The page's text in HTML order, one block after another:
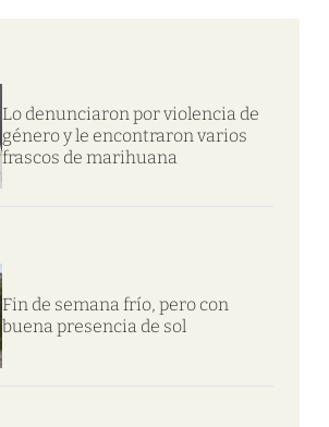
Lo denunciaron por violencia de
género y le encontraron varios
frascos de marihuana
Fin de semana frío, pero con
buena presencia de sol